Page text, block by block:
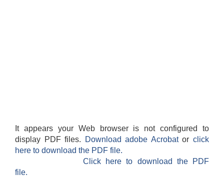
It appears your Web browser is not configured to
display PDF files.
Download adobe Acrobatorclick
here to download the PDF file.
Click here to download the PDF
file.